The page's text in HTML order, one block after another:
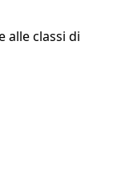
alle classi di